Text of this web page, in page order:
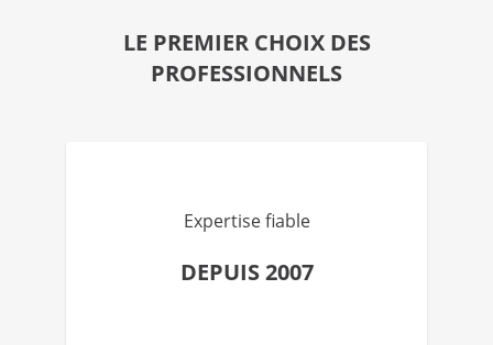
LE PREMIER CHOIX DES
PROFESSIONNELS
Expertise fiable
DEPUIS 2007